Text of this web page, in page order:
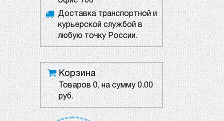
Доставка транспортной и
курьерской службой в
любую точку России.
Корзина
Товаров0, на сумму0.00
руб.